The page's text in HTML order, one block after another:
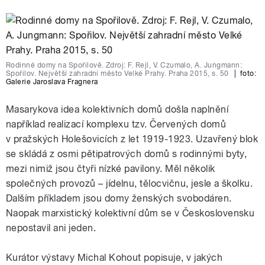
Rodinné domy na Spořilově. Zdroj: F. Rejl, V. Czumalo, A. Jungmann:
Spořilov. Největší zahradní město Velké Prahy. Praha 2015, s. 50
foto:
Galerie Jaroslava Fragnera
Masarykova idea kolektivních domů došla naplnění
například realizací komplexu tzv. Červených domů
v pražských Holešovicích z let 1919-1923. Uzavřený blok
se skládá z osmi pětipatrových domů s rodinnými byty,
mezi nimiž jsou čtyři nízké pavilony. Měl několik
společných provozů – jídelnu, tělocvičnu, jesle a školku.
Dalším příkladem jsou domy ženských svobodáren.
Naopak marxistický kolektivní dům se v Československu
nepostavil ani jeden.
Kurátor výstavy Michal Kohout popisuje, v jakých